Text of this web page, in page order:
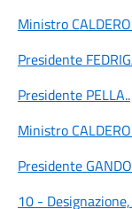
Ministro
Presidente
Presidente PELLA..
Ministro
Presidente
10 -